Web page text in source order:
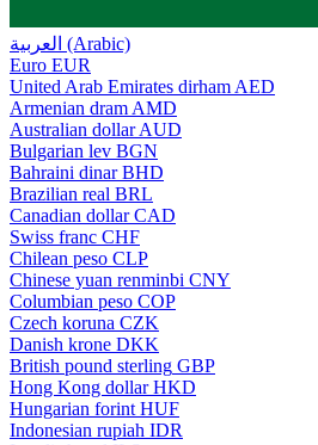
العربية (Arabic)
Euro EUR
United Arab Emirates dirham AED
Armenian dram AMD
Australian dollar AUD
Bulgarian lev BGN
Bahraini dinar BHD
Brazilian real BRL
Canadian dollar CAD
Swiss franc CHF
Chilean peso CLP
Chinese yuan renminbi CNY
Columbian peso COP
Czech koruna CZK
Danish krone DKK
British pound sterling GBP
Hong Kong dollar HKD
Hungarian forint HUF
Indonesian rupiah IDR